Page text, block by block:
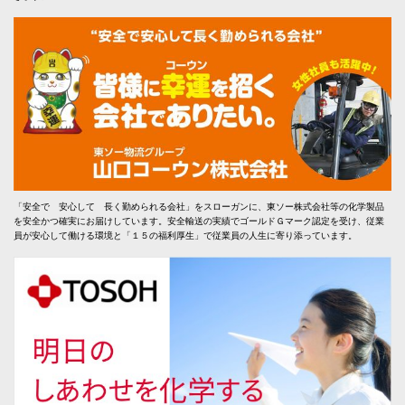
「安全で 安心して 長く勤められる会社」をスローガンに、東ソー株式会社等の化学製品
を安全かつ確実にお届けしています。安全輸送の実績でゴールドＧマーク認定を受け、従業
員が安心して働ける環境と「１５の福利厚生」で従業員の人生に寄り添っています。